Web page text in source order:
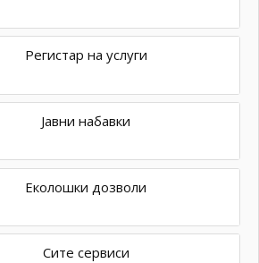
Регистар на услуги
Јавни набавки
Еколошки дозволи
Сите сервиси